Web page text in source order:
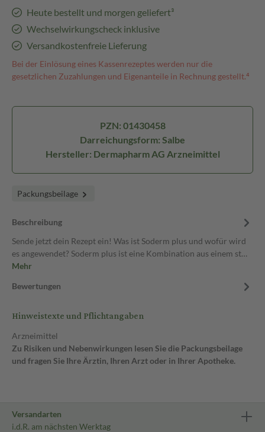
Heute bestellt und morgen geliefert³
Wechselwirkungscheck inklusive
Versandkostenfreie Lieferung
Bei der Einlösung eines Kassenrezeptes werden nur die
gesetzlichen Zuzahlungen und Eigenanteile in Rechnung gestellt.⁴
PZN: 01430458
Darreichungsform: Salbe
Hersteller: Dermapharm AG Arzneimittel
Packungsbeilage
Beschreibung
Sende jetzt dein Rezept ein! Was ist Soderm plus und wofür wird
es angewendet? Soderm plus ist eine Kombination aus einem st…
Mehr
Bewertungen
Hinweistexte und Pflichtangaben
Arzneimittel
Zu Risiken und Nebenwirkungen lesen Sie die Packungsbeilage
und fragen Sie Ihre Ärztin, Ihren Arzt oder in Ihrer Apotheke.
Versandarten
i.d.R. am nächsten Werktag